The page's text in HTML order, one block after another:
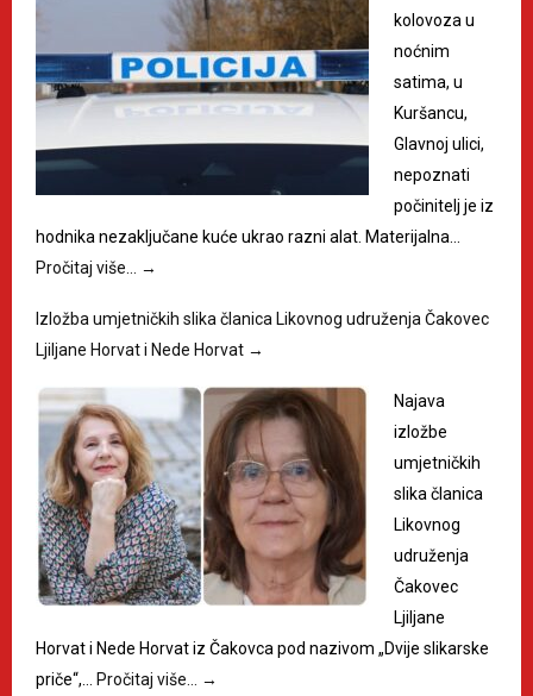
kolovoza u
noćnim
satima, u
Kuršancu,
Glavnoj ulici,
nepoznati
počinitelj je iz
hodnika nezaključane kuće ukrao razni alat. Materijalna…
Pročitaj više…
→
Izložba umjetničkih slika članica Likovnog udruženja Čakovec
Ljiljane Horvat i Nede Horvat →
Najava
izložbe
umjetničkih
slika članica
Likovnog
udruženja
Čakovec
Ljiljane
Horvat i Nede Horvat iz Čakovca pod nazivom „Dvije slikarske
priče“,… Pročitaj više… →